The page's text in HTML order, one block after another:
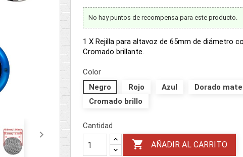

No hay puntos de recompensa para este producto.
1 X Rejilla para altavoz de 65mm de diámetro
Cromado brillante.
Color
Negro
Rojo Azul Dorado mate
Cromado brillo
Cantidad
 AÑADIR AL CARRITO